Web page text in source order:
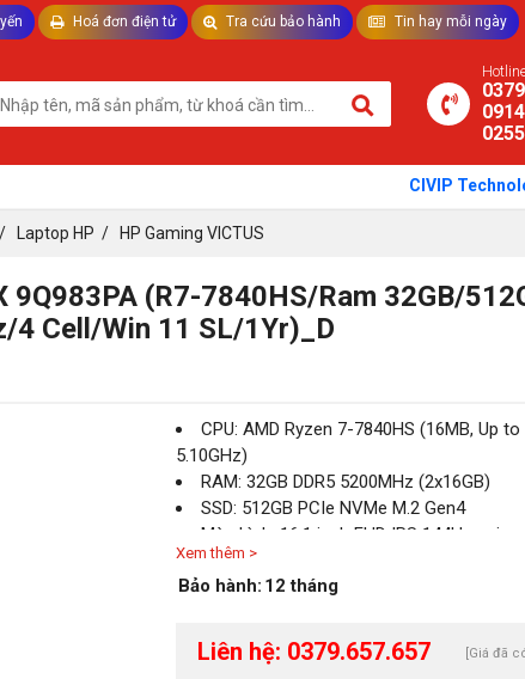
Hoá đơn điện tử Tra cứu bảo hành Tin hay mỗi ngày
CIVIP Technology -
/ Laptop HP / HP Gaming VICTUS
(R7-7840HS/Ram 32GB/
4 Cell/Win 11 SL/1Yr)_D
CPU: AMD Ryzen 7-7840HS (16MB, Up to
5.10GHz)
RAM: 32GB DDR5 5200MHz (2x16GB)
SSD: 512GB PCIe NVMe M.2 Gen4
Màn hình: 16.1 inch FHD IPS 144Hz,
anti-glare, 250 nits
VGA: NVIDIA GeForce RTX 3050 6GB
Màu sắc: Color Black (Đen)
Keyboad 1-zone RGB backlit
Xem thêm >
Bảo hành: 12 tháng
Liên hệ: 0379.657.657 [Giá đã